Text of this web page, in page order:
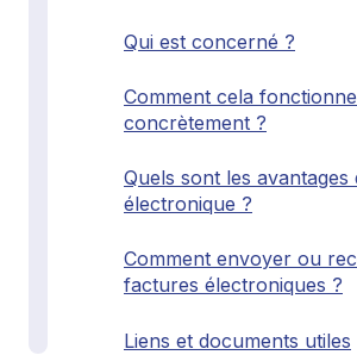
Qui est concerné ?
Comment cela
concrètement ?
Quels sont les
électronique ?
Comment envoyer ou
factures électroniques ?
Liens et documents utiles